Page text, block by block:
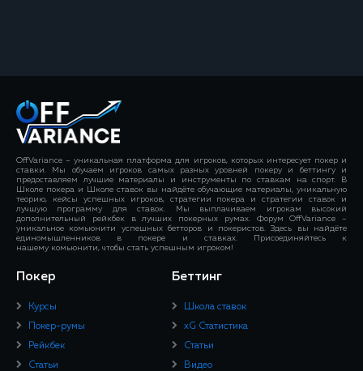
OffVariance – уникальная платформа для игроков, которых интересует покер и
ставки. Мы обучаем игроков самых разных уровней покеру и беттингу и
предоставляем лучшие материалы и инструменты по ставкам на спорт. В
Школе покера и Школе ставок вы найдёте обучающие материалы, уникальную
теорию, кейсы успешных игроков, стратегии покера и стратегии ставок и
лучшую программу для ставок. Мы выплачиваем игрокам высокий
дополнительный рейкбек в лучших покерных румах. Форум OffVariance –
уникальное комьюнити успешных бетторов и покеристов. Здесь вы найдёте
единомышленников в покере и ставках. Присоединяйтесь к
нашему комьюнити, чтобы стать успешным игроком!
Покер
Курсы
Покер-румы
Рейкбек
Статьи
Беттинг
Школа ставок
xG Статистика
Статьи
Видео